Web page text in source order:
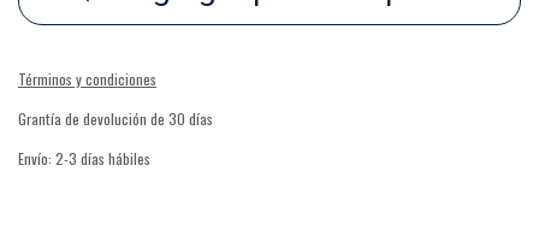
Términos y condiciones
Grantía de devolución de 30 días
Envío: 2-3 días hábiles